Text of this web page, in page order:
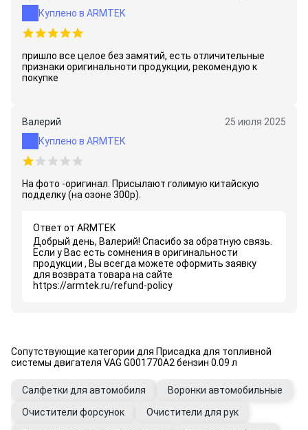
Куплено в ARMTEK
пришло все целое без замятий, есть отличительные
признаки оригинальноти продукции, рекомендую к
покупке
Валерий
25 июля 2025
Куплено в ARMTEK
На фото -оригинал. Присылают голимую китайскую
подделку (на озоне 300р).
Ответ от ARMTEK
Добрый день, Валерий! Спасибо за обратную связь.
Если у Вас есть сомнения в оригинальности
продукции , Вы всегда можете оформить заявку
для возврата товара на сайте
https://armtek.ru/refund-policy
Сопутствующие категории для Присадка для топливной
системы двигателя VAG G001770A2 бензин 0.09 л
Салфетки для автомобиля
Воронки автомобильные
Очистители форсунок
Очистители для рук